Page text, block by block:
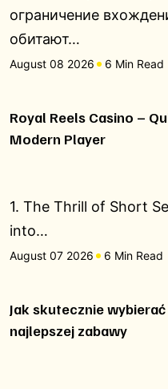
ограничение
обитают…
August 08 2026 6 Min Read
Royal Reels Casino –
Modern Player
1. The Thrill of Short
into…
August 07 2026 6 Min Read
Jak skutecznie
najlepszej zabawy